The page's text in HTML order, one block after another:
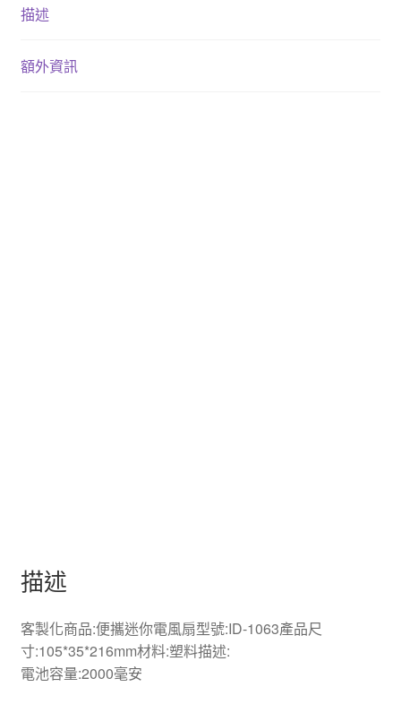
描述
額外資訊
描述
客製化商品:便攜迷你電風扇型號:ID-1063產品尺
寸:105*35*216mm材料:塑料描述:
電池容量:2000毫安